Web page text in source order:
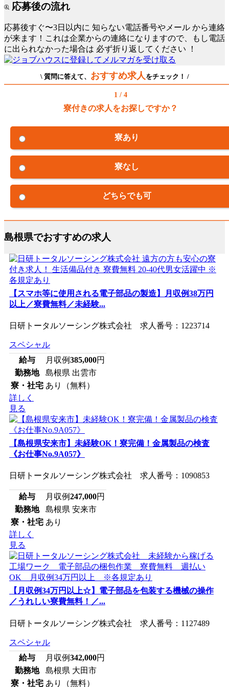
応募後の流れ
応募後すぐ〜3日以内に 知らない電話番号やメール から連絡
が来ます！これは企業からの連絡になりますので、もし電話
に出られなかった場合は 必ず折り返してください ！
\ 質問に答えて、 おすすめ求人をチェック！ /
1 / 4
寮付きの求人をお探しですか？
寮あり
寮なし
どちらでも可
島根県でおすすめの求人
【スマホ等に使用される電子部品の製造】月収例38万円
以上／寮費無料／未経験...
日研トータルソーシング株式会社 求人番号：1223714
スペシャル
給与
月収例385,000円
勤務地
島根県 出雲市
寮・社宅 あり（無料）
詳しく
見る
【島根県安来市】未経験OK！寮完備！金属製品の検査
《お仕事No.9A057》
日研トータルソーシング株式会社 求人番号：1090853
給与 月収例247,000円
勤務地
島根県 安来市
寮・社宅 あり
詳しく
見る
【月収例34万円以上☆】電子部品を包装する機械の操作
／うれしい寮費無料！／...
日研トータルソーシング株式会社 求人番号：1127489
スペシャル
給与
月収例342,000円
勤務地
島根県 大田市
寮・社宅 あり（無料）